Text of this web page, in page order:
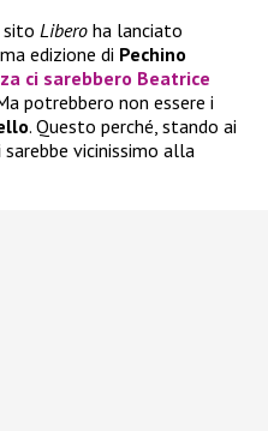
sito Libero ha lanciato
edizione di Pechino
ci sarebbero Beatrice
potrebbero non essere i
. Questo perché, stando ai
sarebbe vicinissimo alla